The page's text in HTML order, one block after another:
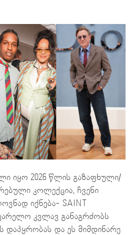
იყო 2026 წლის გაზაფხული/
კოლექცია, ჩვენი
იქნება- SAINT
კვლავ განაგრძობს
დაპყრობას და ეს მიმდინარე